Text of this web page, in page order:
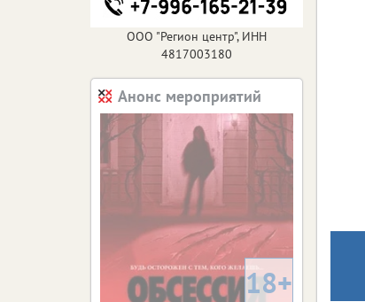
ООО "Регион центр", ИНН
4817003180
Анонс мероприятий
18+